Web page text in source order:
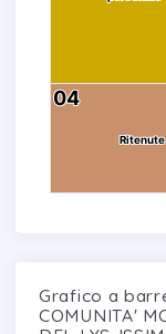
04
04
Grafico a
COMUNITA'